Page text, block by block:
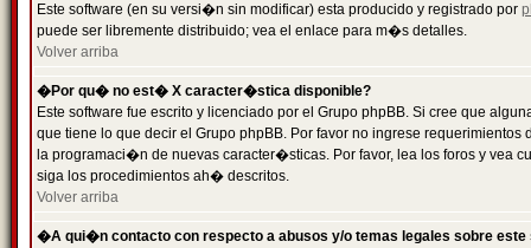
Este software (en su versi�n sin modificar) esta producido y registrado por
puede ser libremente distribuido; vea el enlace para m�s detalles.
Volver arriba
�Por qu� no est� X caracter�stica disponible?
Este software fue escrito y licenciado por el Grupo phpBB. Si cree que
que tiene lo que decir el Grupo phpBB. Por favor no ingrese
la programaci�n de nuevas caracter�sticas. Por favor, lea los foros y vea
siga los procedimientos ah� descritos.
Volver arriba
�A qui�n contacto con respecto a abusos y/o temas legales sobre este